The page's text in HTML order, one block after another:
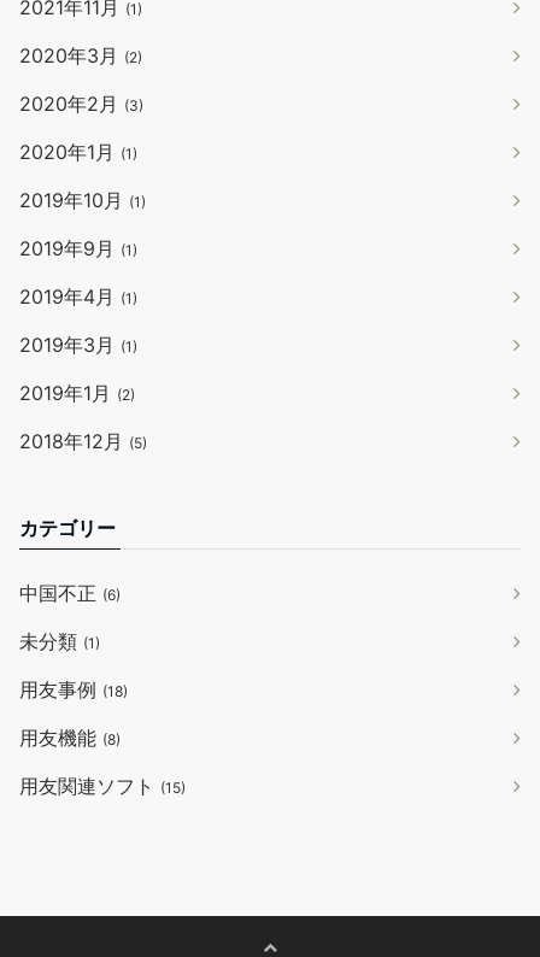
2021年11月 (1)
2020年3月 (2)
2020年2月 (3)
2020年1月 (1)
2019年10月 (1)
2019年9月 (1)
2019年4月 (1)
2019年3月 (1)
2019年1月 (2)
2018年12月 (5)
カテゴリー
中国不正 (6)
未分類 (1)
用友事例 (18)
用友機能 (8)
用友関連ソフト (15)